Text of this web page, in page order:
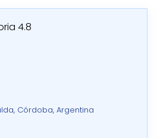
Córdoba, Argentina